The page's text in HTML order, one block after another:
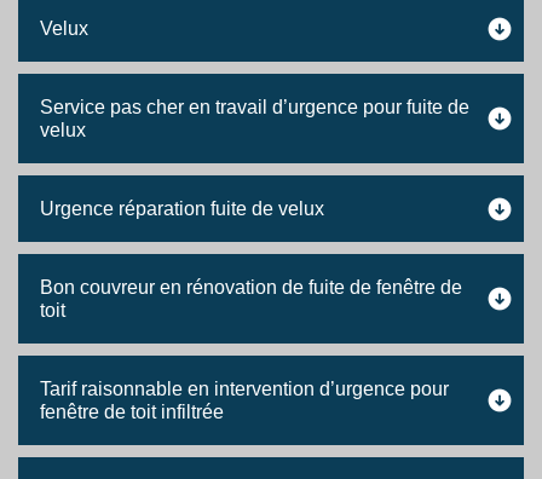
Velux
Service pas cher en travail d’urgence pour fuite de
velux
Urgence réparation fuite de velux
Bon couvreur en rénovation de fuite de fenêtre de
toit
Tarif raisonnable en intervention d’urgence pour
fenêtre de toit infiltrée